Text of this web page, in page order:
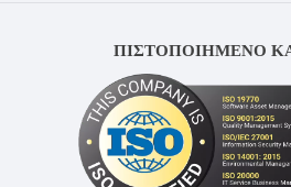
ΠΙΣΤΟΠΟΙΗΜΕΝΟ